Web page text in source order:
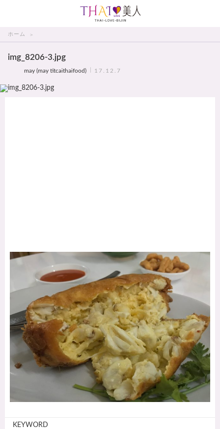
ホーム
img_8206-3.jpg
may (may titcaithaifood) 17.12.7
KEYWORD